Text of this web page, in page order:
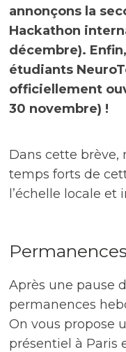
annonçons la
Hackathon
décembre).
étudiants
officiellement
30 novembre) !
Dans cette brève,
temps forts de
l’échelle locale et
Après une pause
permanences
On vous propose
présentiel à Paris